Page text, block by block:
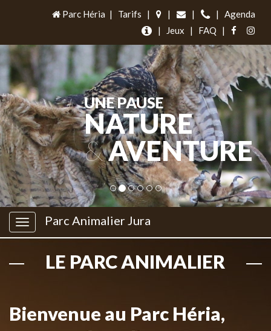
Parc Héria | Tarifs | | | |
Agenda
|
Jeux | FAQ |
UNE PAUSE
NATURE
&AVENTURE
Parc Animalier Jura
LE PARC ANIMALIER
Bienvenue au Parc Héria,